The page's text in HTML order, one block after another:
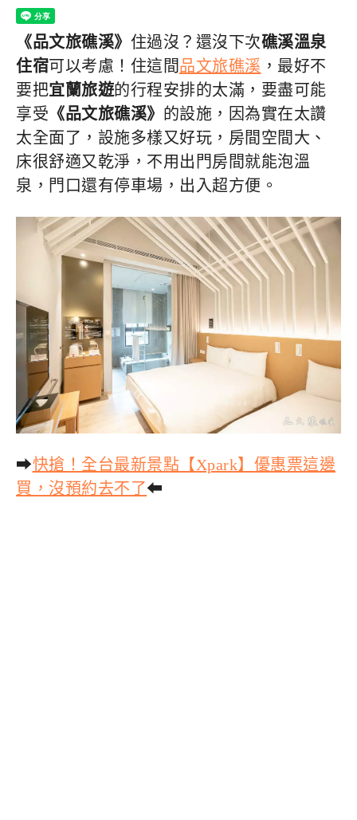
《品文旅礁溪》 住過沒？還沒下次礁溪溫泉
住宿可以考慮！住這間品文旅礁溪 ，最好不
要把宜蘭旅遊的行程安排的太滿，要盡可能
享受 《品文旅礁溪》 的設施，因為實在太讚
太全面了，設施多樣又好玩，房間空間大、
床很舒適又乾淨，不用出門房間就能泡溫
泉，門口還有停車場，出入超方便。
➡快搶！全台最新景點【Xpark】優惠票這邊
買，沒預約去不了⬅